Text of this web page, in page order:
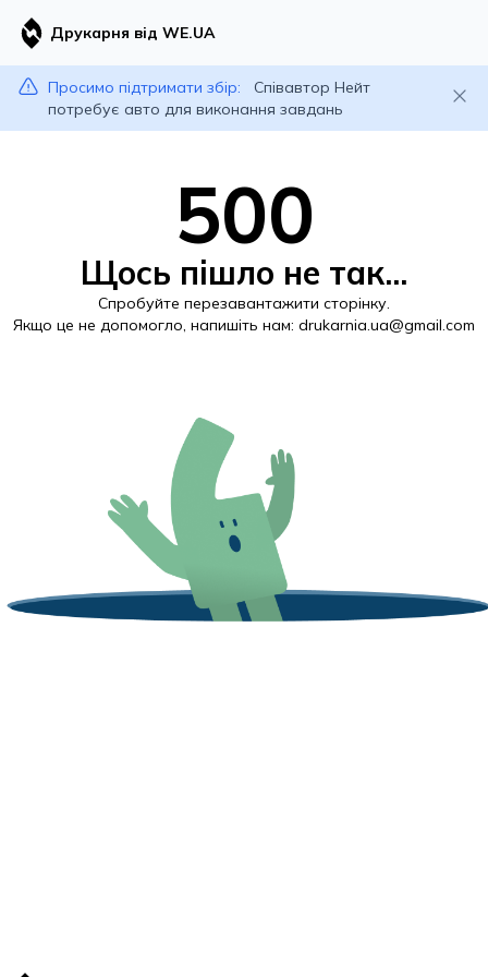
Друкарня від WE.UA
Просимо підтримати збір:
Співавтор Нейт
потребує авто для виконання завдань
500
Щось пішло не так...
Спробуйте перезавантажити сторінку.
Якщо це не допомогло, напишіть нам: drukarnia.ua@gmail.com